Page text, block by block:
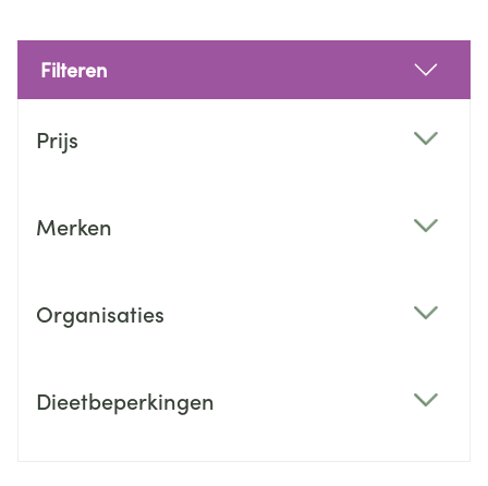
Filteren
Prijs
Merken
Organisaties
Dieetbeperkingen